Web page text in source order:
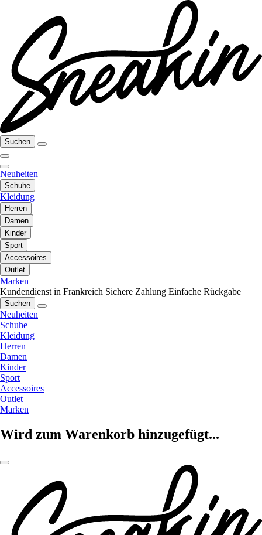
Suchen
Neuheiten
Schuhe
Kleidung
Herren
Damen
Kinder
Sport
Accessoires
Outlet
Marken
Kundendienst in Frankreich Sichere Zahlung Einfache Rückgabe
Suchen
Neuheiten
Schuhe
Kleidung
Herren
Damen
Kinder
Sport
Accessoires
Outlet
Marken
Wird zum Warenkorb hinzugefügt...